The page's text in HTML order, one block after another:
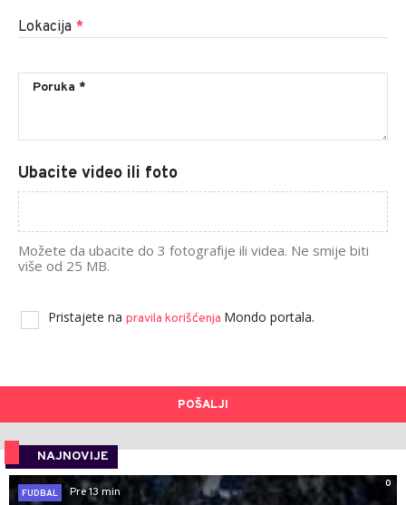
Lokacija *
Ubacite video ili foto
Možete da ubacite do 3 fotografije ili videa. Ne smije biti
više od 25 MB.
Pristajete na pravila korišćenja Mondo portala.
POŠALJI
NAJNOVIJE
0
FUDBAL
Pre 13 min